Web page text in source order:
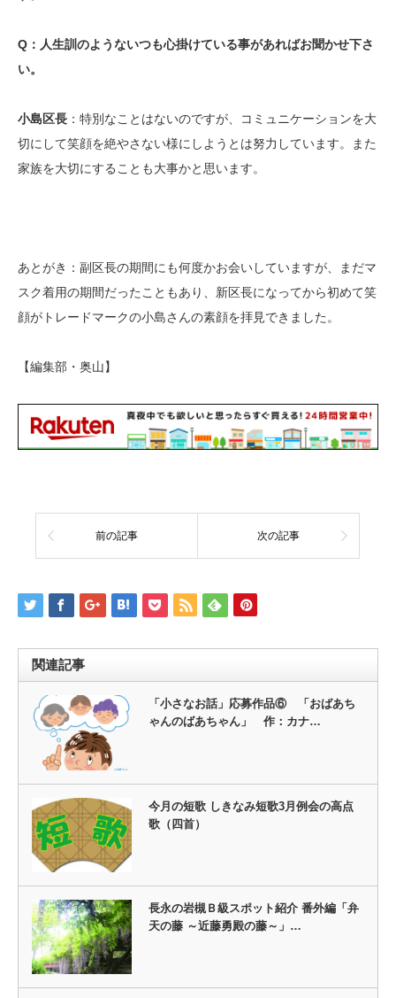
Q：人生訓のようないつも心掛けている事があればお聞かせ下さ
い。
小島区長 ：特別なことはないのですが、コミュニケーションを大
切にして笑顔を絶やさない様にしようとは努力しています。また
家族を大切にすることも大事かと思います。
あとがき：副区長の期間にも何度かお会いしていますが、まだマ
スク着用の期間だったこともあり、新区長になってから初めて笑
顔がトレードマークの小島さんの素顔を拝見できました。
【編集部・奥山】
前の記事 次の記事
関連記事
「小さなお話」応募作品⑥ 「おばあち
ゃんのばあちゃん」 作：カナ…
今月の短歌 しきなみ短歌3月例会の高点
歌（四首）
長永の岩槻Ｂ級スポット紹介 番外編「弁
天の藤 ～近藤勇殿の藤～」…